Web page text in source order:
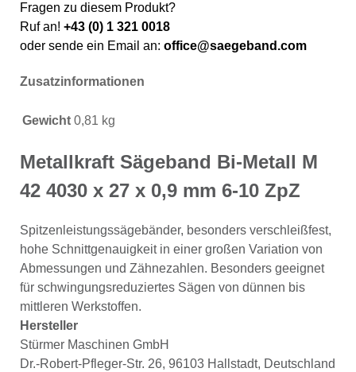
Fragen zu diesem Produkt?
Ruf an! +43 (0) 1 321 0018
oder sende ein Email an: office@saegeband.com
Zusatzinformationen
Gewicht 0,81 kg
Metallkraft Sägeband Bi-Metall M
42 4030 x 27 x 0,9 mm 6-10 ZpZ
Spitzenleistungssägebänder, besonders verschleißfest,
hohe Schnittgenauigkeit in einer großen Variation von
Abmessungen und Zähnezahlen. Besonders geeignet
für schwingungsreduziertes Sägen von dünnen bis
mittleren Werkstoffen.
Hersteller
Stürmer Maschinen GmbH
Dr.-Robert-Pfleger-Str. 26, 96103 Hallstadt, Deutschland